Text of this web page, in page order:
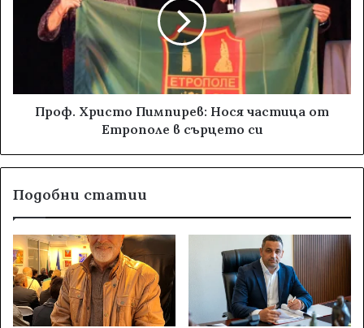
Проф. Христо Пимпирев: Нося частица от
Етрополе в сърцето си
Подобни статии